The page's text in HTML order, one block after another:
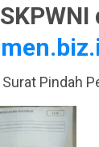
Pindah